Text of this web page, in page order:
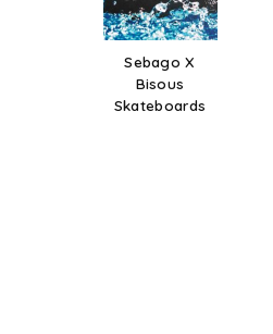
Sebago X
Bisous
Skateboards